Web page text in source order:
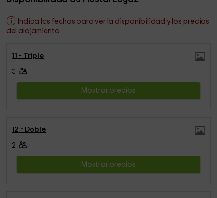
Indica las fechas para ver la disponibilidad y los precios
del alojamiento
11 - Triple
3
Mostrar precios
12 - Doble
2
Mostrar precios